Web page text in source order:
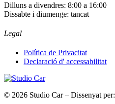
Dilluns a divendres: 8:00 a 16:00
Dissabte i diumenge: tancat
Legal
Política de Privacitat
Declaració d' accessabilitat
© 2026 Studio Car – Dissenyat per: